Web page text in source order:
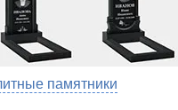
памятники